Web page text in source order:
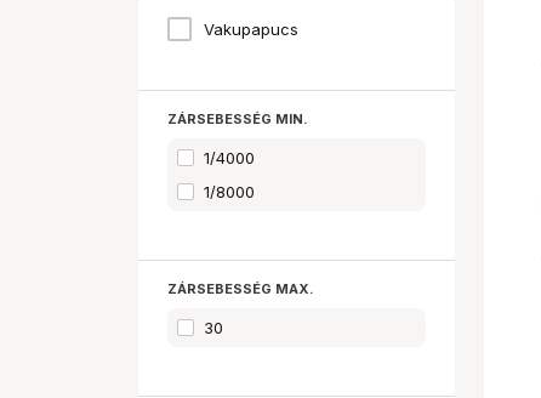
Vakupapucs
ZÁRSEBESSÉG MIN.
1/4000
1/8000
ZÁRSEBESSÉG MAX.
30